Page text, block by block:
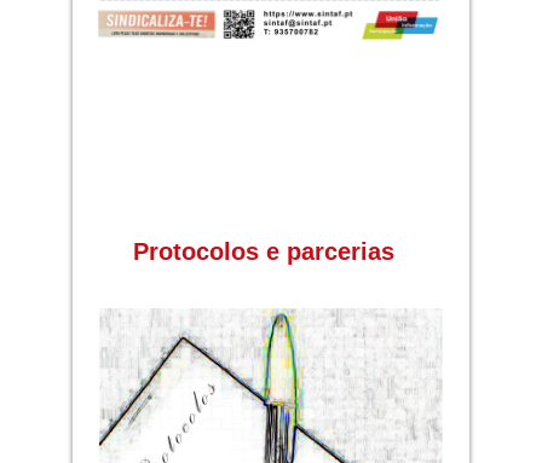
Protocolos e parcerias